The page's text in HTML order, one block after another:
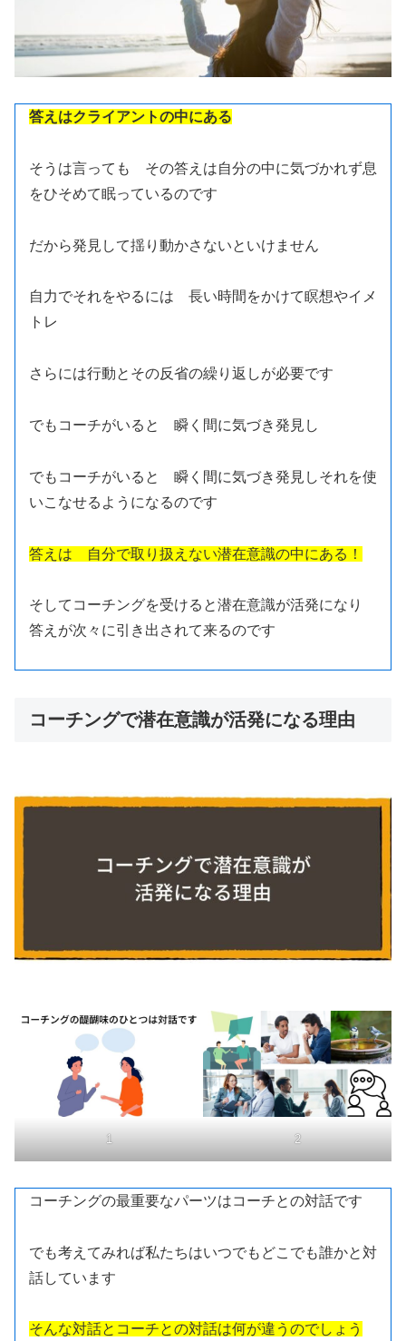
答えはクライアントの中にある
そうは言っても その答えは自分の中に気づかれず息
をひそめて眠っているのです
だから発見して揺り動かさないといけません
自力でそれをやるには 長い時間をかけて瞑想やイメ
トレ
さらには行動とその反省の繰り返しが必要です
でもコーチがいると 瞬く間に気づき発見し
でもコーチがいると 瞬く間に気づき発見しそれを使
いこなせるようになるのです
答えは 自分で取り扱えない潜在意識の中にある！
そしてコーチングを受けると潜在意識が活発になり
答えが次々に引き出されて来るのです
コーチングで潜在意識が活発になる理由
1 2
コーチングの最重要なパーツはコーチとの対話です
でも考えてみれば私たちはいつでもどこでも誰かと対
話しています
そんな対話とコーチとの対話は何が違うのでしょう